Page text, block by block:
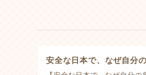
安全な日本で、なぜ自分